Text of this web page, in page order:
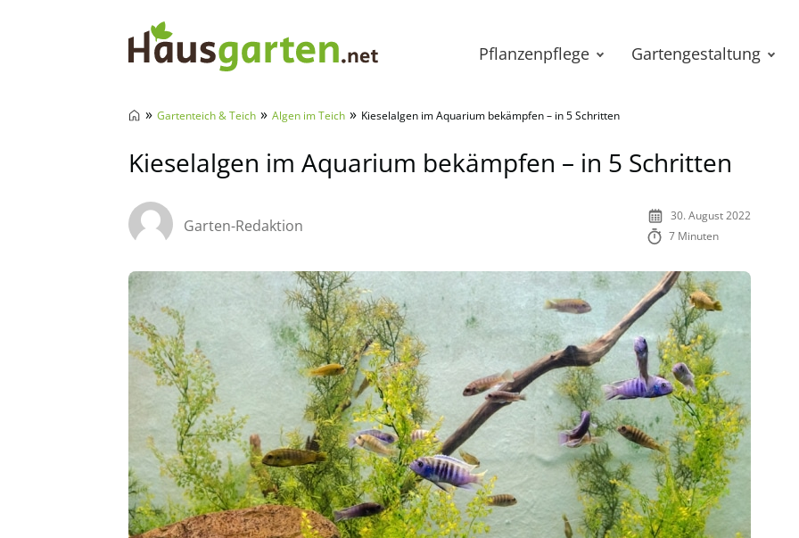
Pflanzenpflege Gartengestaltung
» Gartenteich & Teich » Algen im Teich » Kieselalgen im Aquarium bekämpfen – in 5 Schritten
Kieselalgen im Aquarium bekämpfen – in 5 Schritten
Garten-Redaktion
30. August 2022
7 Minuten